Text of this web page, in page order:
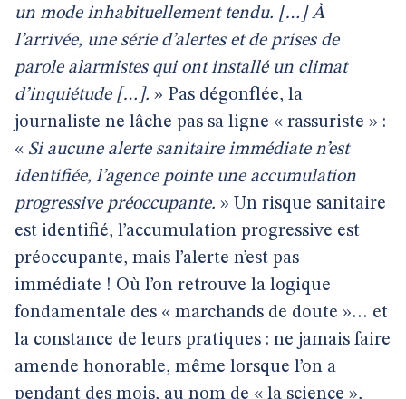
un mode inhabituellement tendu. […] À
l’arrivée, une série d’alertes et de prises de
parole alarmistes qui ont installé un climat
d’inquiétude […]. » Pas dégonflée, la
journaliste ne lâche pas sa ligne « rassuriste » :
« Si aucune alerte sanitaire immédiate n’est
identifiée, l’agence pointe une accumulation
progressive préoccupante. » Un risque sanitaire
est identifié, l’accumulation progressive est
préoccupante, mais l’alerte n’est pas
immédiate ! Où l’on retrouve la logique
fondamentale des « marchands de doute »… et
la constance de leurs pratiques : ne jamais faire
amende honorable, même lorsque l’on a
pendant des mois, au nom de « la science »,